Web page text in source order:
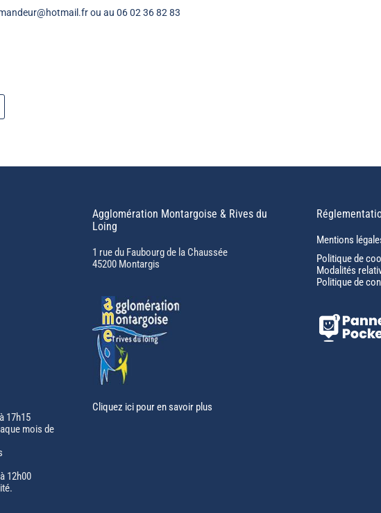
ou au 06 02 36 82 83
17h15
mois de
12h00
Agglomération Montargoise & Rives du
Loing
1 rue du Faubourg de la Chaussée
45200 Montargis
Cliquez ici pour en savoir plus
Mentions
Politique de
Modalités
Politique de